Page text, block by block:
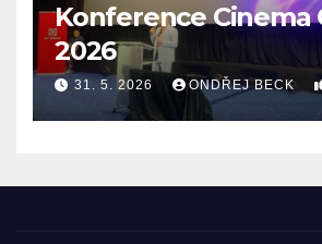
Konference Cinema
2026
31. 5. 2026 ONDŘEJ BECK